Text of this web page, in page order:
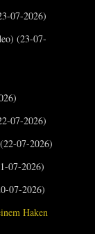
07-2026)
(23-07-
07-2026)
(22-07-2026)
07-2026)
07-2026)
Haken